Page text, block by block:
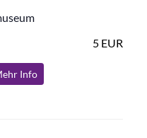
5 EUR
Info